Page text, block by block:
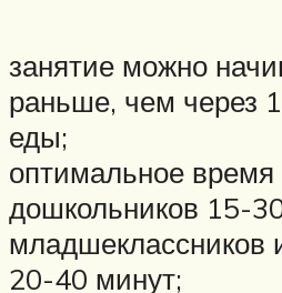
занятие можно
раньше, чем через
еды;
оптимальное время
дошкольников 15-
младшеклассников
20-40 минут;